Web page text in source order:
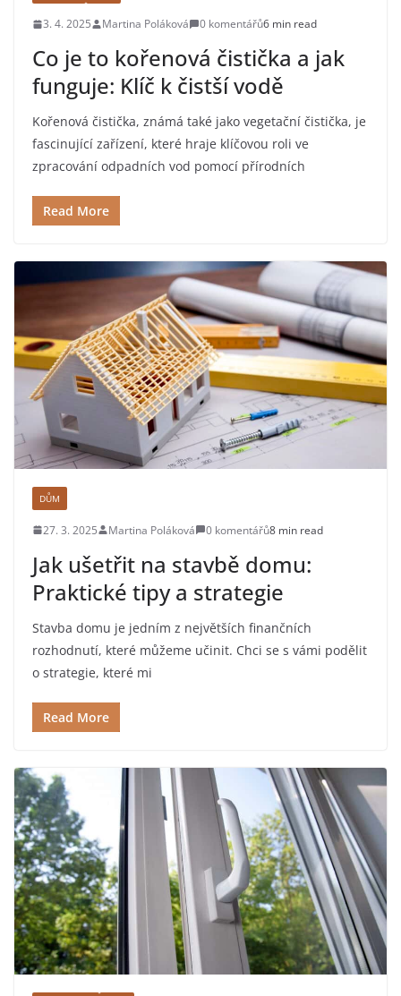
3. 4. 2025 Martina Poláková 0 komentářů6 min read
Co je to kořenová čistička a jak
funguje: Klíč k čistší vodě
Kořenová čistička, známá také jako vegetační čistička, je
fascinující zařízení, které hraje klíčovou roli ve
zpracování odpadních vod pomocí přírodních
Read More
DŮM
27. 3. 2025 Martina Poláková 0 komentářů8 min read
Jak ušetřit na stavbě domu:
Praktické tipy a strategie
Stavba domu je jedním z největších finančních
rozhodnutí, které můžeme učinit. Chci se s vámi podělit
o strategie, které mi
Read More